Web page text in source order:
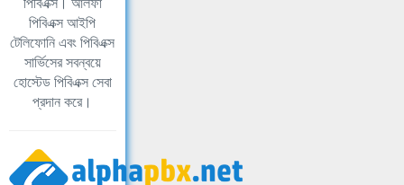
পিবিএক্স আইপি
টেলিফোনি এবং পিবিএক্স
সার্ভিসের সবন্বয়ে
হোস্টেড পিবিএক্স সেবা
প্রদান করে।